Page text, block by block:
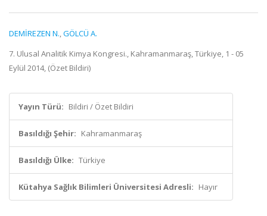
DEMİREZEN N.,GÖLCÜ A.
7. Ulusal Analitik Kimya Kongresi., Kahramanmaraş, Türkiye, 1 - 05
Eylül 2014, (Özet Bildiri)
Yayın Türü: Bildiri / Özet Bildiri
Basıldığı Şehir: Kahramanmaraş
Basıldığı Ülke: Türkiye
Kütahya Sağlık Bilimleri Üniversitesi Adresli: Hayır